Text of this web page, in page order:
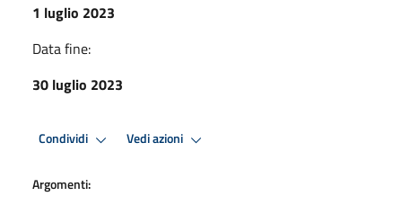
1 luglio 2023
Data fine:
30 luglio 2023
Condividi Vedi azioni
Argomenti: